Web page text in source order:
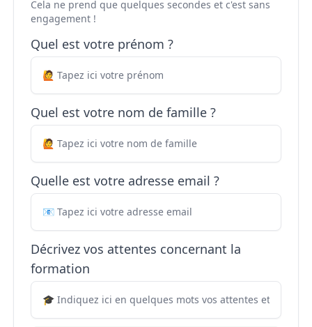
Cela ne prend que quelques secondes et c'est sans
engagement !
Quel est votre prénom ?
Quel est votre nom de famille ?
Quelle est votre adresse email ?
Décrivez vos attentes concernant la
formation